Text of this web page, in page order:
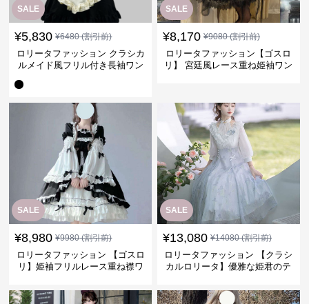
SALE
¥5,830 ¥6480(割引前)
ロリータファッション クラシカ
ルメイド風フリル付き長袖ワン
SALE
¥8,170 ¥9080(割引前)
ロリータファッション【ゴスロ
リ】 宮廷風レース重ね姫袖ワン
SALE
¥8,980 ¥9980(割引前)
ロリータファッション 【ゴスロ
リ】姫袖フリルレース重ね襟ワ
SALE
¥13,080 ¥14080(割引前)
ロリータファッション 【クラシ
カルロリータ】優雅な姫君のテ